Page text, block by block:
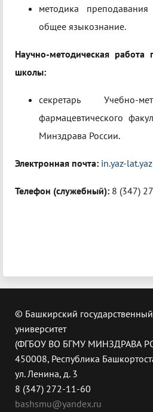
методика
общее языкознание.
Научно-методическая
школы:
секретарь Учебно-
фармацевтического
Минздрава России.
Электронная почта: in.yaz-
Телефон (служебный): 8 (347)
© Башкирский
университет
(ФГБОУ ВО БГМУ МИНЗДРАВА
450008, Республика
ул. Ленина, д. 3
8 (347) 272-11-60
bashsmu@yandex.ru